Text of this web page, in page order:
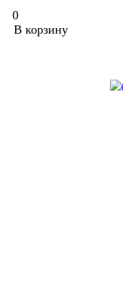
0
В корзину